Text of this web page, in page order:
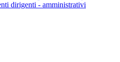
dirigenti - amministrativi